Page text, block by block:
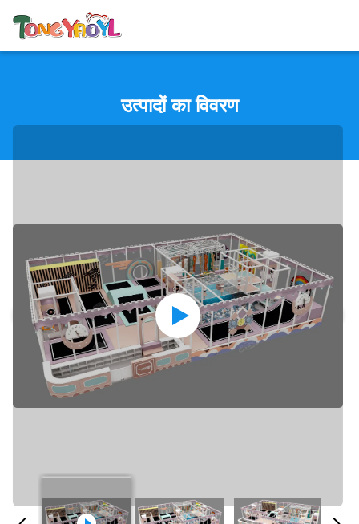
उत्पादों का विवरण